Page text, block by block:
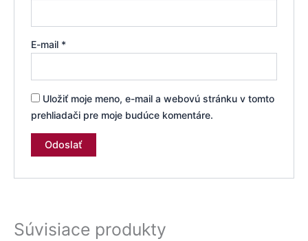
E-mail *
Uložiť moje meno, e-mail a webovú stránku v tomto
prehliadači pre moje budúce komentáre.
Súvisiace produkty